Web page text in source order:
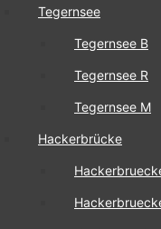
Tegernsee
Tegernsee B
Tegernsee R
Tegernsee M
Hackerbrücke